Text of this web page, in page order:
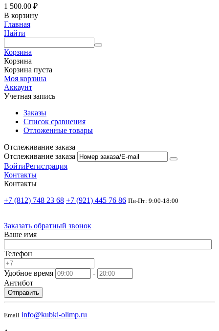
1 500.00 ₽
В корзину
Главная
Найти
Корзина
Корзина
Корзина пуста
Моя корзина
Аккаунт
Учетная запись
Заказы
Список сравнения
Отложенные товары
Отслеживание заказа
Отслеживание заказа
ВойтиРегистрация
Контакты
Контакты
+7 (812) 748 23 68 +7 (921) 445 76 86 Пн-Пт: 9:00-18:00
Заказать обратный звонок
Ваше имя
Телефон
Удобное время
-
Антибот
Отправить
Email info@kubki-olimp.ru